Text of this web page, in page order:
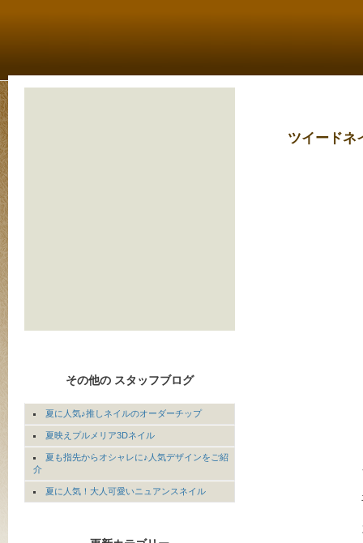
ツイードネ
その他の スタッフブログ
夏に人気♪推しネイルのオーダーチップ
夏映えプルメリア3Dネイル
夏も指先からオシャレに♪人気デザインをご紹
介
夏に人気！大人可愛いニュアンスネイル